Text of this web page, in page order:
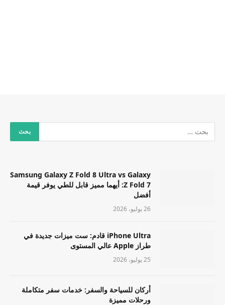
Samsung Galaxy Z Fold 8 Ultra vs Galaxy
Z Fold 7: أيهما مميز قابل للطي يوفر قيمة
أفضل
26 يوليو، 2026
iPhone Ultra قادم: ست ميزات جديدة في
طراز Apple عالي المستوى
25 يوليو، 2026
أركان للسياحة والسفر: خدمات سفر متكاملة
ورحلات مميزة